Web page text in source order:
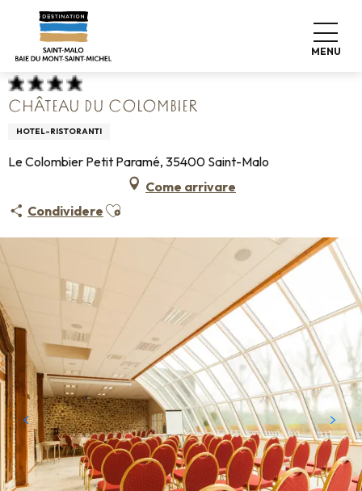
contenu
MENU
Home Fate le valigie
Alberghi
Château du Colombier
CHÂTEAU DU COLOMBIER
HOTEL-RISTORANTI
Le Colombier Petit Paramé, 35400 Saint-Malo
Come arrivare
Condividere Ajouter aux favoris